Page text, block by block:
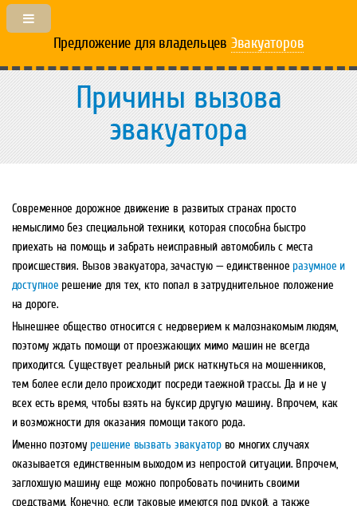
Предложение для владельцев Эвакуаторов
Причины вызова
эвакуатора
Современное дорожное движение в развитых странах просто
немыслимо без специальной техники, которая способна быстро
приехать на помощь и забрать неисправный автомобиль с места
происшествия. Вызов эвакуатора,зачастую — единственное разумное и
доступное решение для тех, кто попал в затруднительное положение
на дороге.
Нынешнее общество относится с недоверием к малознакомым людям,
поэтому ждать помощи от проезжающих мимо машин не всегда
приходится. Существует реальный риск наткнуться на мошенников,
тем более если дело происходит посреди таежной трассы. Да и не у
всех есть время, чтобы взять на буксир другую машину. Впрочем, как
и возможности для оказания помощи такого рода.
Именно поэтому решение вызвать эвакуаторво многих случаях
оказывается единственным выходом из непростой ситуации. Впрочем,
заглохшую машину еще можно попробовать починить своими
средствами. Конечно, если таковые имеются под рукой, а также